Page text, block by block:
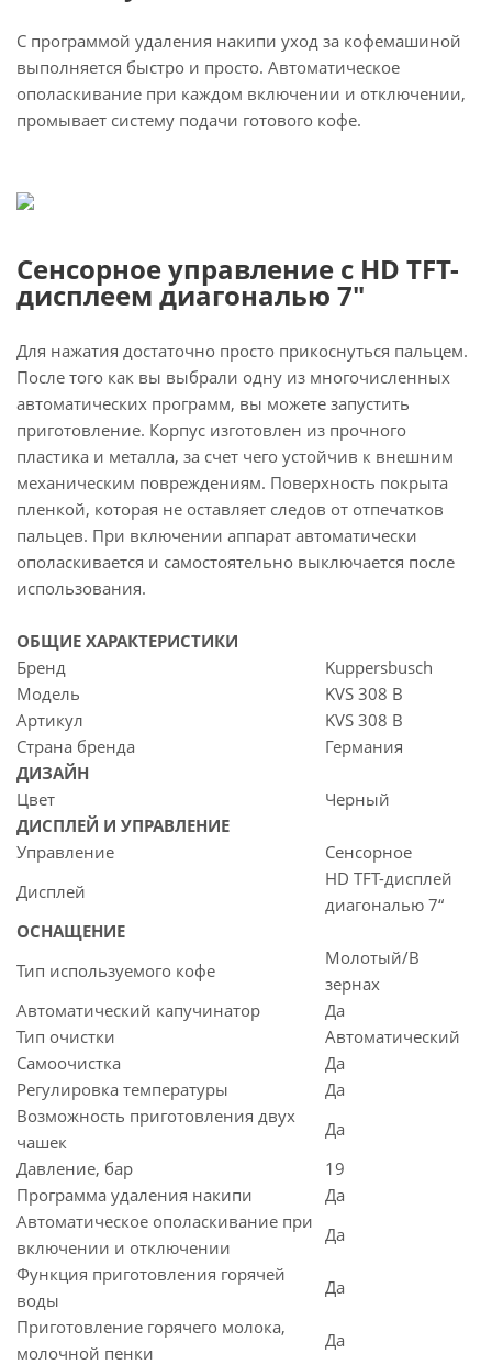
С программой удаления накипи уход за кофемашиной
выполняется быстро и просто. Автоматическое
ополаскивание при каждом включении и отключении,
промывает систему подачи готового кофе.
Сенсорное управление с HD TFT-
дисплеем диагональю 7"
Для нажатия достаточно просто прикоснуться пальцем.
После того как вы выбрали одну из многочисленных
автоматических программ, вы можете запустить
приготовление. Корпус изготовлен из прочного
пластика и металла, за счет чего устойчив к внешним
механическим повреждениям. Поверхность покрыта
пленкой, которая не оставляет следов от отпечатков
пальцев. При включении аппарат автоматически
ополаскивается и самостоятельно выключается после
использования.
ОБЩИЕ ХАРАКТЕРИСТИКИ
Бренд
Kuppersbusch
Модель
KVS 308 B
Артикул
KVS 308 B
Страна бренда
Германия
ДИЗАЙН
Цвет
Черный
ДИСПЛЕЙ И УПРАВЛЕНИЕ
Управление
Сенсорное
Дисплей
HD TFT-дисплей
диагональю 7“
ОСНАЩЕНИЕ
Тип используемого кофе
Молотый/В
зернах
Автоматический капучинатор
Да
Тип очистки
Автоматический
Самоочистка
Да
Регулировка температуры
Да
Возможность приготовления двух
чашек
Да
Давление, бар
19
Программа удаления накипи
Да
Автоматическое ополаскивание при
включении и отключении
Да
Функция приготовления горячей
воды
Да
Приготовление горячего молока,
молочной пенки
Да